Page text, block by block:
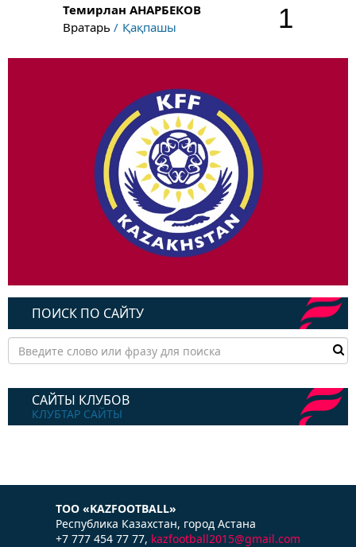
Темирлан АНАРБЕКОВ
Вратарь
Қақпашы 1
ПОИСК ПО САЙТУ
САЙТЫ КЛУБОВ
КЛУБТАР САЙТЫ
ТОО «KAZFOOTBALL»
Республика Казаxстан, город Астана
+7 777 454 77 77, kazfootball2015@gmail.com